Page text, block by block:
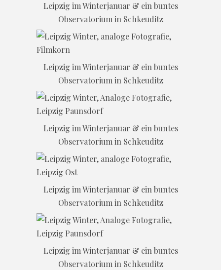
Leipzig im Winterjanuar & ein buntes
Observatorium in Schkeuditz
Leipzig im Winterjanuar & ein buntes
Observatorium in Schkeuditz
Leipzig im Winterjanuar & ein buntes
Observatorium in Schkeuditz
Leipzig im Winterjanuar & ein buntes
Observatorium in Schkeuditz
Leipzig im Winterjanuar & ein buntes
Observatorium in Schkeuditz